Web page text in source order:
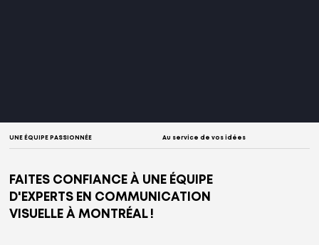
UNE ÉQUIPE PASSIONNÉE Au service de vos idées
FAITES CONFIANCE À UNE ÉQUIPE
D'EXPERTS EN COMMUNICATION
VISUELLE À MONTRÉAL !